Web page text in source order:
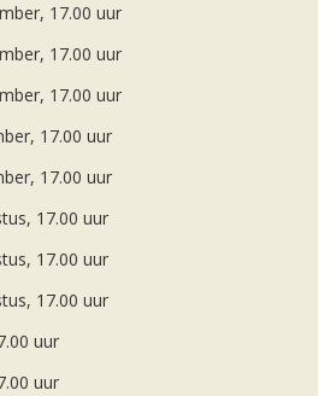
17.00 uur
17.00 uur
17.00 uur
17.00 uur
17.00 uur
17.00 uur
17.00 uur
17.00 uur
uur
uur